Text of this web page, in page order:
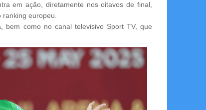
em ação, diretamente nos oitavos de final,
europeu.
bem como no canal televisivo Sport TV, que